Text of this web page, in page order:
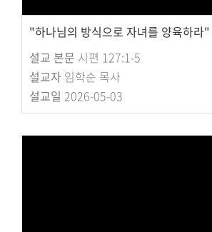
"하나님의 방식으로 자녀를 양육하라
설교 본문 시편 127:1-5
설교자 임학순 목사
설교일 2026-05-03